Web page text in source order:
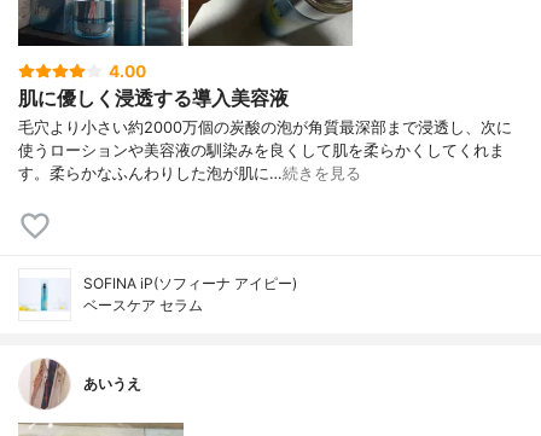
4.00
肌に優しく浸透する導入美容液
毛穴より小さい約2000万個の炭酸の泡が角質最深部まで浸透し、次に
使うローションや美容液の馴染みを良くして肌を柔らかくしてくれま
す。柔らかなふんわりした泡が肌に…続きを見る
SOFINA iP(ソフィーナ アイピー)
ベースケア セラム
あいうえ